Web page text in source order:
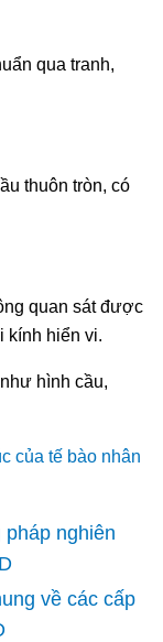
qua tranh,
thuôn tròn, có
quan sát được
kính hiển vi.
hình cầu,
của tế bào nhân
nghiên
về các cấp